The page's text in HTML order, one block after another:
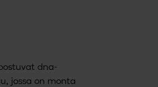
dna-
jossa on monta